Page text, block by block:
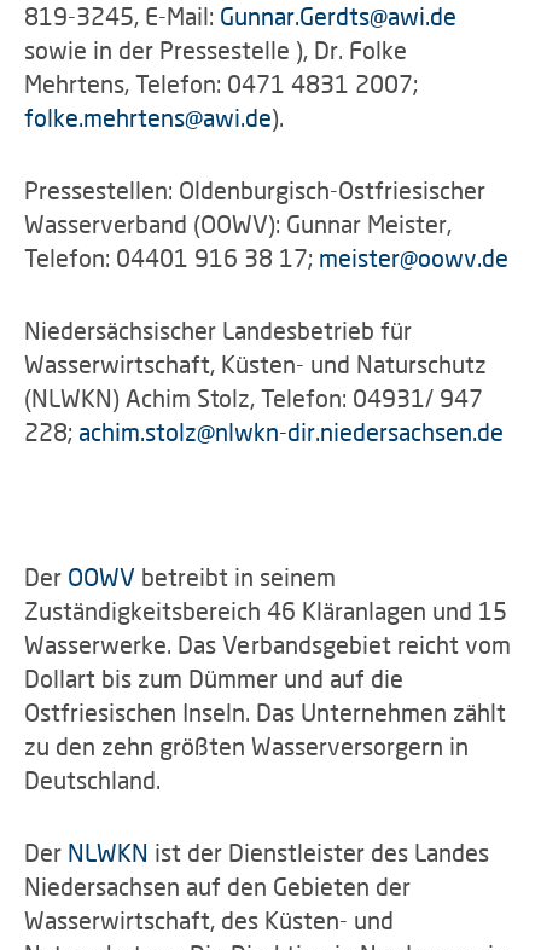
819-3245, E-Mail: Gunnar.Gerdts@awi.de
sowie in der Pressestelle ), Dr. Folke
Mehrtens, Telefon: 0471 4831 2007;
folke.mehrtens@awi.de).
Pressestellen: Oldenburgisch-Ostfriesischer
Wasserverband (OOWV): Gunnar Meister,
Telefon: 04401 916 38 17; meister@oowv.de
Niedersächsischer Landesbetrieb für
Wasserwirtschaft, Küsten- und Naturschutz
(NLWKN) Achim Stolz, Telefon: 04931/ 947
228; achim.stolz@nlwkn-dir.niedersachsen.de
Der OOWV betreibt in seinem
Zuständigkeitsbereich 46 Kläranlagen und 15
Wasserwerke. Das Verbandsgebiet reicht vom
Dollart bis zum Dümmer und auf die
Ostfriesischen Inseln. Das Unternehmen zählt
zu den zehn größten Wasserversorgern in
Deutschland.
Der NLWKN ist der Dienstleister des Landes
Niedersachsen auf den Gebieten der
Wasserwirtschaft, des Küsten- und